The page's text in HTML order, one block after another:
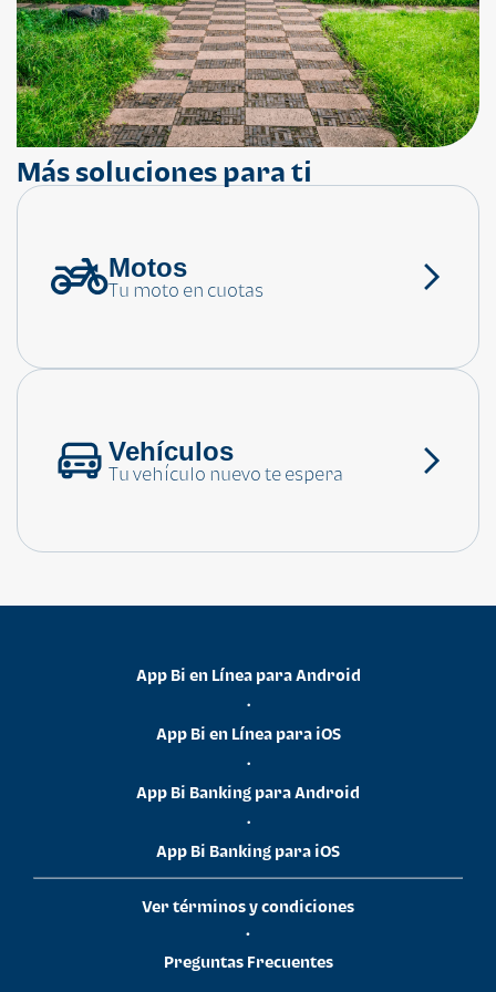
¿Necesitas ayuda?
Más soluciones para ti
Motos
Tu moto en cuotas
Vehículos
Tu vehículo nuevo te espera
App Bi en Línea para Android
•
App Bi en Línea para iOS
•
App Bi Banking para Android
•
App Bi Banking para iOS
Ver términos y condiciones
•
Preguntas Frecuentes